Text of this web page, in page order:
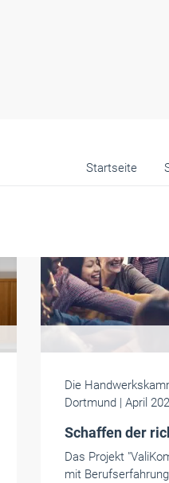
Startseite
Die
Dortmund | April
Schaffen der
Das Projekt
mit